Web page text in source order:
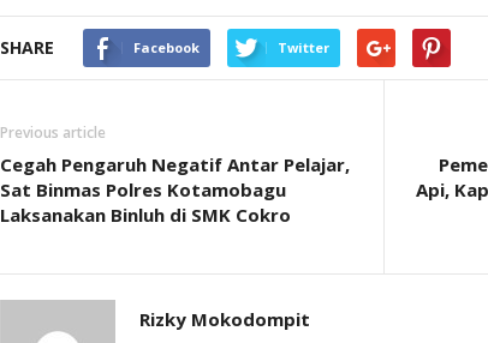
SHARE Facebook Twitter
Previous article
Cegah Pengaruh Negatif Antar Pelajar,
Sat Binmas Polres Kotamobagu
Laksanakan Binluh di SMK Cokro
Api,
Rizky Mokodompit